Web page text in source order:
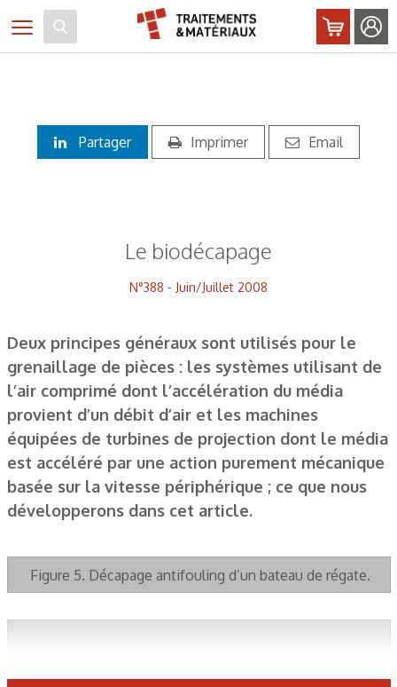
Toggle navigation
Partager Imprimer Email
Le biodécapage
N°388 - Juin/Juillet 2008
Deux principes généraux sont utilisés pour le
grenaillage de pièces : les systèmes utilisant de
l’air comprimé dont l’accélération du média
provient d’un débit d’air et les machines
équipées de turbines de projection dont le média
est accéléré par une action purement mécanique
basée sur la vitesse périphérique ; ce que nous
développerons dans cet article.
Figure 5. Décapage antifouling d’un bateau de régate.
voiture de rallye.
Panneau de gestion des cookies